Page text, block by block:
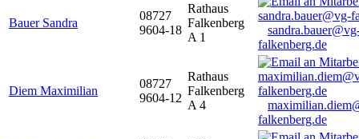
Bauer Sandra
08727
9604-18
Rathaus
Falkenberg
A 1
falkenberg.de
Diem Maximilian
08727
9604-12
Rathaus
Falkenberg
A 4
falkenberg.de